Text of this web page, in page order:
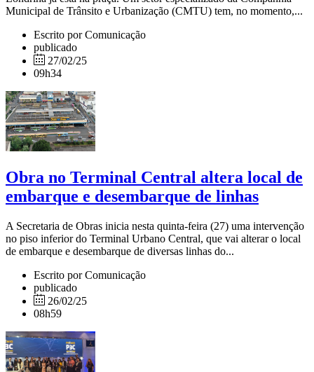
Municipal de Trânsito e Urbanização (CMTU) tem, no momento,...
Escrito por Comunicação
publicado
27/02/25
09h34
Obra no Terminal Central altera local de
embarque e desembarque de linhas
A Secretaria de Obras inicia nesta quinta-feira (27) uma intervenção
no piso inferior do Terminal Urbano Central, que vai alterar o local
de embarque e desembarque de diversas linhas do...
Escrito por Comunicação
publicado
26/02/25
08h59